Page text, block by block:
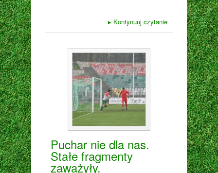
▸ Kontynuuj czytanie
Puchar nie dla nas.
Stałe fragmenty
zaważyły.